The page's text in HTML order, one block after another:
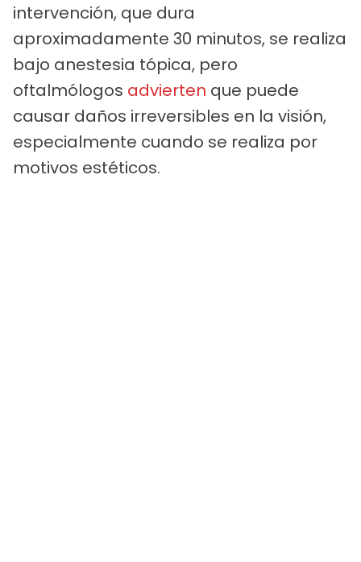
intervención, que dura
aproximadamente 30 minutos, se realiza
bajo anestesia tópica, pero
oftalmólogos advierten que puede
causar daños irreversibles en la visión,
especialmente cuando se realiza por
motivos estéticos.